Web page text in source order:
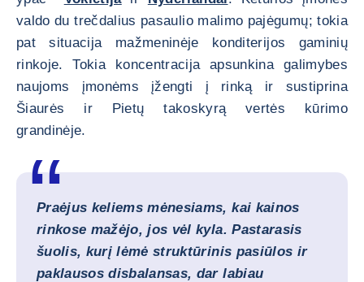
valdo du trečdalius pasaulio malimo pajėgumų; tokia
pat situacija mažmeninėje konditerijos gaminių
rinkoje. Tokia koncentracija apsunkina galimybes
naujoms įmonėms įžengti į rinką ir sustiprina
Šiaurės ir Pietų takoskyrą vertės kūrimo
grandinėje.
Praėjus keliems mėnesiams, kai kainos
rinkose mažėjo, jos vėl kyla. Pastarasis
šuolis, kurį lėmė struktūrinis pasiūlos ir
paklausos disbalansas, dar labiau